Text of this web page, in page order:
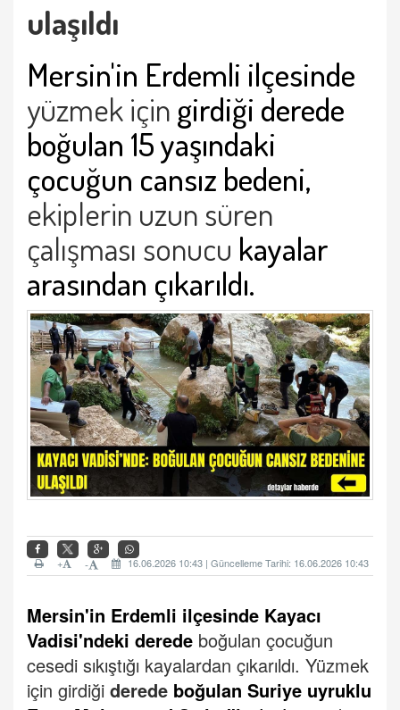
ulaşıldı
Mersin'in Erdemli ilçesinde
yüzmek için girdiği derede
boğulan 15 yaşındaki
çocuğun cansız bedeni,
ekiplerin uzun süren
çalışması sonucu kayalar
arasından çıkarıldı.
16.06.2026 10:43 | Güncelleme Tarihi: 16.06.2026 10:43
-
+
Mersin'in Erdemli ilçesinde Kayacı
Vadisi'ndeki derede boğulan çocuğun
cesedi sıkıştığı kayalardan çıkarıldı. Yüzmek
için girdiği derede boğulan Suriye uyruklu